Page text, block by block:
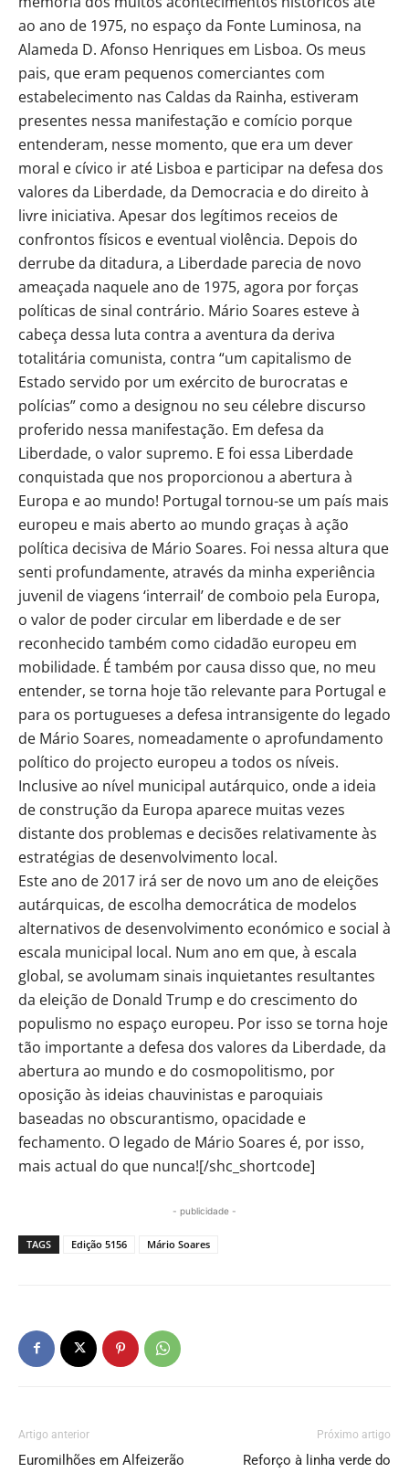
ao ano de 1975, no espaço da Fonte Luminosa, na
Alameda D. Afonso Henriques em Lisboa. Os meus
pais, que eram pequenos comerciantes com
estabelecimento nas Caldas da Rainha, estiveram
presentes nessa manifestação e comício porque
entenderam, nesse momento, que era um dever
moral e cívico ir até Lisboa e participar na defesa dos
valores da Liberdade, da Democracia e do direito à
livre iniciativa. Apesar dos legítimos receios de
confrontos físicos e eventual violência. Depois do
derrube da ditadura, a Liberdade parecia de novo
ameaçada naquele ano de 1975, agora por forças
políticas de sinal contrário. Mário Soares esteve à
cabeça dessa luta contra a aventura da deriva
totalitária comunista, contra “um capitalismo de
Estado servido por um exército de burocratas e
polícias” como a designou no seu célebre discurso
proferido nessa manifestação. Em defesa da
Liberdade, o valor supremo. E foi essa Liberdade
conquistada que nos proporcionou a abertura à
Europa e ao mundo! Portugal tornou-se um país mais
europeu e mais aberto ao mundo graças à ação
política decisiva de Mário Soares. Foi nessa altura que
senti profundamente, através da minha experiência
juvenil de viagens ‘interrail’ de comboio pela Europa,
o valor de poder circular em liberdade e de ser
reconhecido também como cidadão europeu em
mobilidade. É também por causa disso que, no meu
entender, se torna hoje tão relevante para Portugal e
para os portugueses a defesa intransigente do legado
de Mário Soares, nomeadamente o aprofundamento
político do projecto europeu a todos os níveis.
Inclusive ao nível municipal autárquico, onde a ideia
de construção da Europa aparece muitas vezes
distante dos problemas e decisões relativamente às
estratégias de desenvolvimento local.
Este ano de 2017 irá ser de novo um ano de eleições
autárquicas, de escolha democrática de modelos
alternativos de desenvolvimento económico e social à
escala municipal local. Num ano em que, à escala
global, se avolumam sinais inquietantes resultantes
da eleição de Donald Trump e do crescimento do
populismo no espaço europeu. Por isso se torna hoje
tão importante a defesa dos valores da Liberdade, da
abertura ao mundo e do cosmopolitismo, por
oposição às ideias chauvinistas e paroquiais
baseadas no obscurantismo, opacidade e
fechamento. O legado de Mário Soares é, por isso,
mais actual do que nunca![/shc_shortcode]
- publicidade -
TAGS Edição 5156 Mário Soares
Artigo anterior
Euromilhões em Alfeizerão
Próximo artigo
Reforço à linha verde do